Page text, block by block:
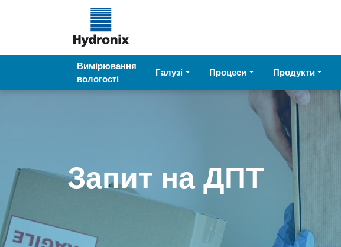
Вимірювання
вологості
Галузі Процеси Продукти
Запит на ДПТ